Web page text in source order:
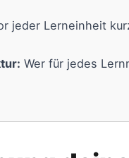
jeder Lerneinheit
Wer für jedes